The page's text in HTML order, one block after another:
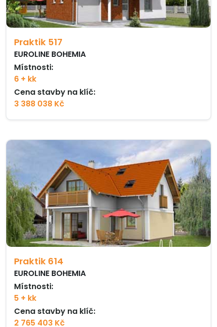
Praktik 517
EUROLINE BOHEMIA
Místnosti:
6 + kk
Cena stavby na klíč:
3 388 038 Kč
Praktik 614
EUROLINE BOHEMIA
Místnosti:
5 + kk
Cena stavby na klíč:
2 765 403 Kč